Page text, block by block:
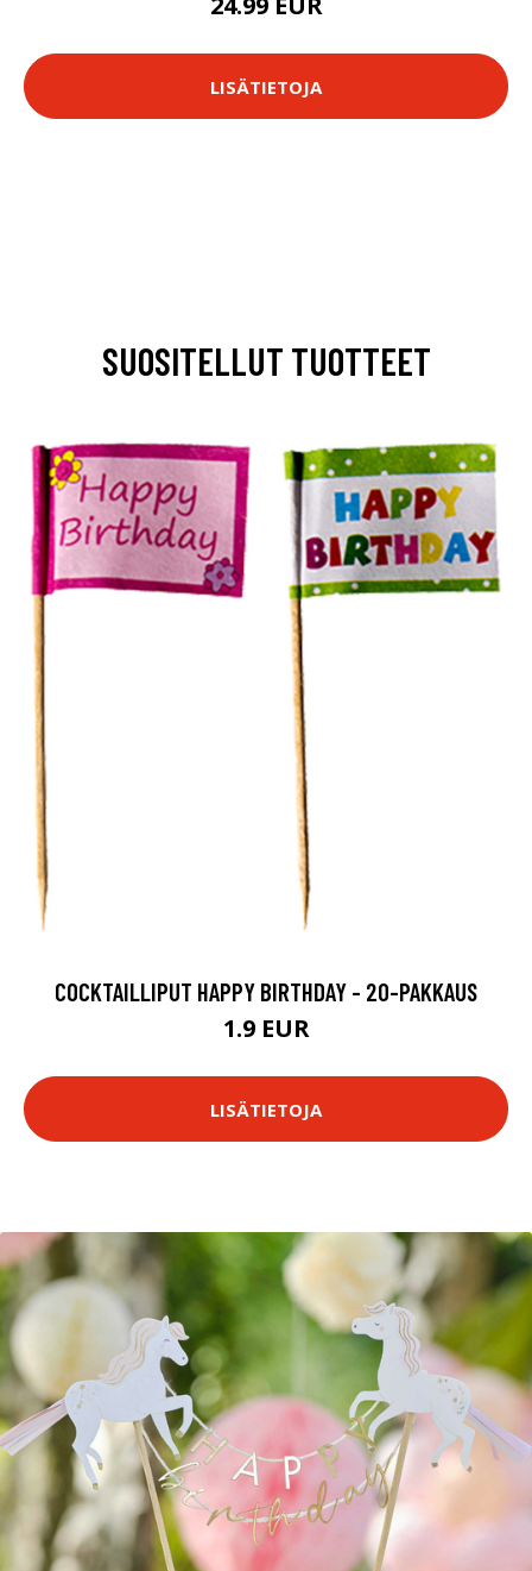
LISÄTIETOJA
SUOSITELLUT TUOTTEET
COCKTAILLIPUT HAPPY BIRTHDAY - 20-PAKKAUS
1.9 EUR
LISÄTIETOJA